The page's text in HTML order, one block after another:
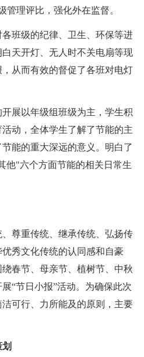
管理评比，强化外在监督。
班级的纪律、卫生、环保等进
天开灯、无人时不关电扇等现
从而有效的督促了各班对电灯
展以年级组班级为主，学生积
动，全体学生了解了节能的主
能的重大深远的意义。明白了
他"六个方面节能的相关日常生
尊重传统、继承传统、弘扬传
秀文化传统的认同感和自豪
春节、母亲节、植树节、中秋
“节日小报”活动。为确保此次
可行、力所能及的原则，主要